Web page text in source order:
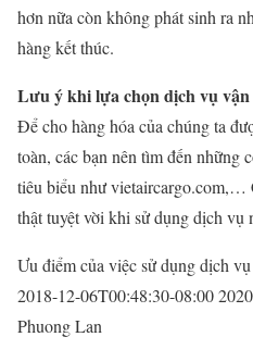
hơn nữa còn không phát sinh ra
hàng kết thúc.
Lưu ý khi lựa chọn dịch vụ vận
Để cho hàng hóa của chúng ta
toàn, các bạn nên tìm đến những
tiêu biểu như vietaircargo.com,…
thật tuyệt vời khi sử dụng dịch vụ
Ưu điểm của việc sử dụng dịch
2018-12-06T00:48:30-08:00
Phuong Lan